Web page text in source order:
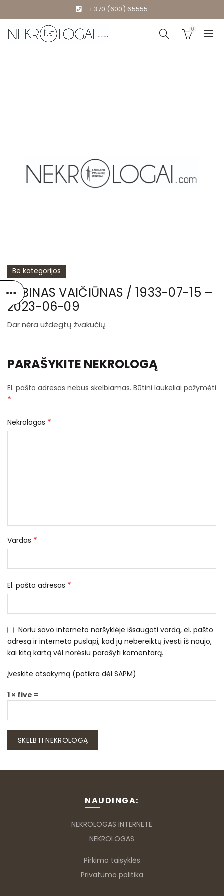
+370 (600) 65555
0
Be kategorijos
ALBINAS VAIČIŪNAS / 1933-07-15 –
2023-06-09
Dar nėra uždegtų žvakučių.
PARAŠYKITE NEKROLOGĄ
El. pašto adresas nebus skelbiamas. Būtini laukeliai pažymėti
*
Nekrologas *
Vardas *
El. pašto adresas *
Noriu savo interneto naršyklėje išsaugoti vardą, el. pašto
adresą ir interneto puslapį, kad jų nebereiktų įvesti iš naujo,
kai kitą kartą vėl norėsiu parašyti komentarą.
Įveskite atsakymą (patikra dėl SAPM)
1 × five =
NAUDINGA:
NEKROLOGAS INTERNETE
NEKROLOGAS
Pirkimo taisyklės
Privatumo politika